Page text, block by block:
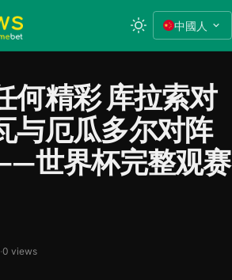
中國人
何精彩 库拉索对
与厄瓜多尔对阵
世界杯完整观赛
·0 views